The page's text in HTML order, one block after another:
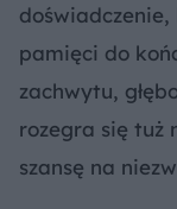
pamięci do
zachwytu,
rozegra się tuż
szansę na